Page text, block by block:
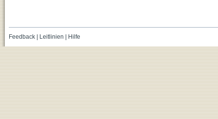
Feedback| Leitlinien Hilfe